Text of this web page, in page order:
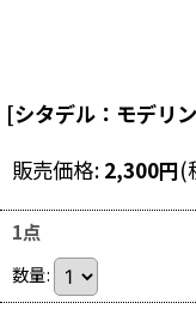
[シタデル：モデリ
販売価格: 2,300円(
1点
数量: